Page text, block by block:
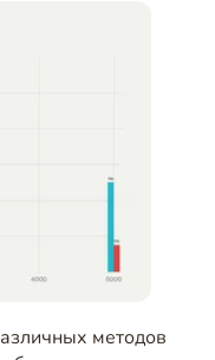
методов